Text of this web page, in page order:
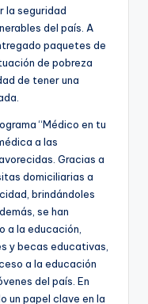
la seguridad
del país. A
paquetes de
de pobreza
de tener una
“Médico en tu
a las
Gracias a
domiciliarias a
brindándoles
se han
a la educación,
y becas educativas,
a la educación
del país. En
un papel clave en la